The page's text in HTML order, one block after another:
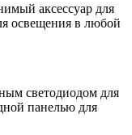
аксессуар для
освещения в любой
светодиодом для
панелью для